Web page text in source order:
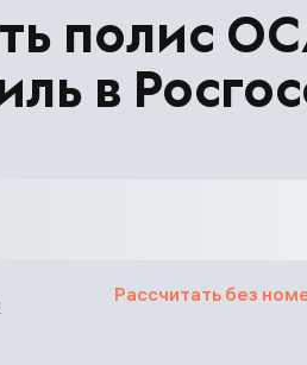
полис
в
Рассчитать без